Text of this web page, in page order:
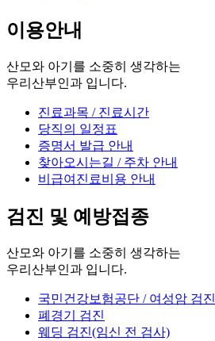
이용안내
산모와 아기를 소중히 생각하는
우리산부인과 입니다.
진료과목 / 진료시간
당직의 일정표
증명서 발급 안내
찾아오시는길 / 주차 안내
비급여진료비용 안내
검진 및 예방접종
산모와 아기를 소중히 생각하는
우리산부인과 입니다.
국민건강보험공단 / 여성암 검진
폐경기 검진
웨딩 검진(임신 전 검사)